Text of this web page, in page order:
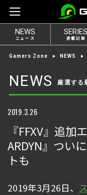
NEWS
ニュース
SERIES
連載記事
Gamers Zone NEWS
NEWS 厳選する
2019.3.26
『FFXV』追加
ARDYN』つい
トも
2019年3月26日、